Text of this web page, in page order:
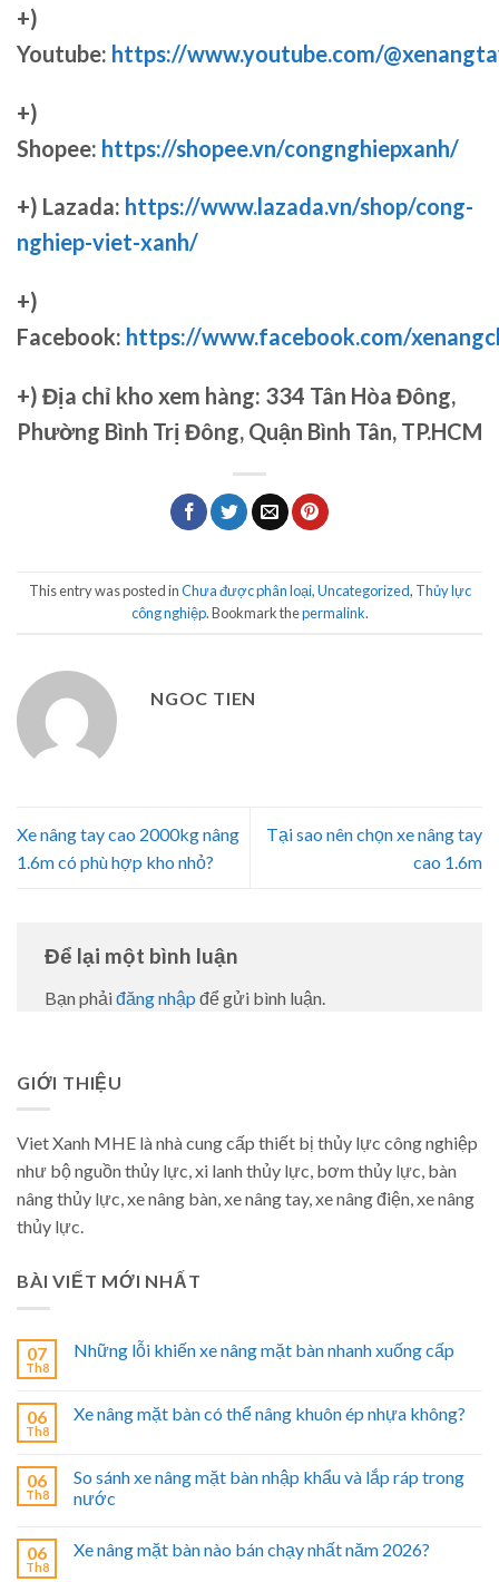
+)
Youtube: https://www.youtube.com/
+)
Shopee: https://shopee.vn/congnghiepxanh/
+) Lazada: https://www.lazada.vn/shop/cong-
nghiep-viet-xanh/
+)
Facebook: https://www.facebook.com/
+) Địa chỉ kho xem hàng: 334 Tân Hòa Đông,
Phường Bình Trị Đông, Quận Bình Tân, TP.HCM
This entry was posted inChưa được phân loại,Uncategorized, Thủy lực
công nghiệp. Bookmark thepermalink.
NGOC TIEN
Xe nâng tay cao 2000kg nâng
1.6m có phù hợp kho nhỏ?
Tại sao nên chọn xe nâng tay
cao 1.6m
Để lại một bình luận
Bạn phải đăng nhập để gửi bình luận.
GIỚI THIỆU
Viet Xanh MHE là nhà cung cấp thiết bị thủy lực công nghiệp
như bộ nguồn thủy lực, xi lanh thủy lực, bơm thủy lực, bàn
nâng thủy lực, xe nâng bàn, xe nâng tay, xe nâng điện, xe nâng
thủy lực.
BÀI VIẾT MỚI NHẤT
07
Th8
Những lỗi khiến xe nâng mặt bàn nhanh xuống cấp
06
Th8
Xe nâng mặt bàn có thể nâng khuôn ép nhựa không?
06
Th8
So sánh xe nâng mặt bàn nhập khẩu và lắp ráp trong
nước
06
Th8
Xe nâng mặt bàn nào bán chạy nhất năm 2026?